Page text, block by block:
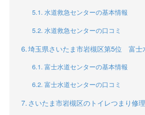
水道救急センターの基本情報
水道救急センターの口コミ
埼玉県さいたま市岩槻区第5位 富士
富士水道センターの基本情報
富士水道センターの口コミ
さいたま市岩槻区のトイレつまり修